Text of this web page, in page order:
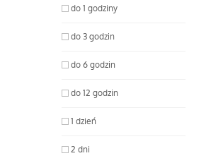
do 1 godziny
do 3 godzin
do 6 godzin
do 12 godzin
1 dzień
2 dni